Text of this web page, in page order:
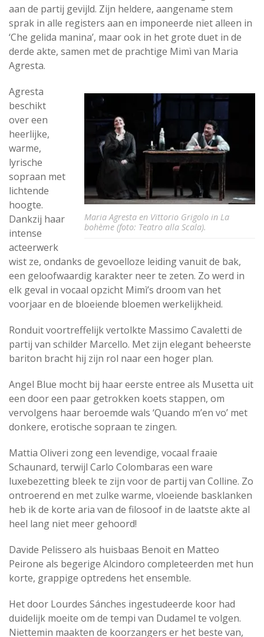
aan de partij gevijld. Zijn heldere, aangename stem
sprak in alle registers aan en imponeerde niet alleen in
‘Che gelida manina’, maar ook in het grote duet in de
derde akte, samen met de prachtige Mimì van Maria
Agresta.
Maria Agresta en Vittorio Grigolo in La
bohème (foto: Teatro alla Scala).
Agresta
beschikt
over een
heerlijke,
warme,
lyrische
sopraan met
lichtende
hoogte.
Dankzij haar
intense
acteerwerk
wist ze, ondanks de gevoelloze leiding vanuit de bak,
een geloofwaardig karakter neer te zeten. Zo werd in
elk geval in vocaal opzicht Mimì’s droom van het
voorjaar en de bloeiende bloemen werkelijkheid.
Ronduit voortreffelijk vertolkte Massimo Cavaletti de
partij van schilder Marcello. Met zijn elegant beheerste
bariton bracht hij zijn rol naar een hoger plan.
Angel Blue mocht bij haar eerste entree als Musetta uit
een door een paar getrokken koets stappen, om
vervolgens haar beroemde wals ‘Quando m’en vo’ met
donkere, erotische sopraan te zingen.
Mattia Oliveri zong een levendige, vocaal fraaie
Schaunard, terwijl Carlo Colombaras een ware
luxebezetting bleek te zijn voor de partij van Colline. Zo
ontroerend en met zulke warme, vloeiende basklanken
heb ik de korte aria van de filosoof in de laatste akte al
heel lang niet meer gehoord!
Davide Pelissero als huisbaas Benoit en Matteo
Peirone als begerige Alcindoro completeerden met hun
korte, grappige optredens het ensemble.
Het door Lourdes Sánches ingestudeerde koor had
duidelijk moeite om de tempi van Dudamel te volgen.
Niettemin maakten de koorzangers er het beste van,